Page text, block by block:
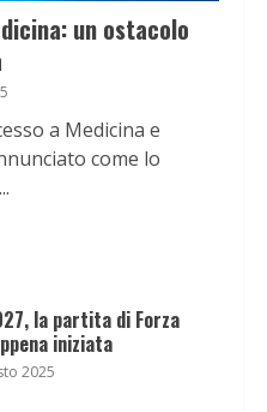
un ostacolo
a Medicina e
come lo
la partita di Forza
iniziata
2025